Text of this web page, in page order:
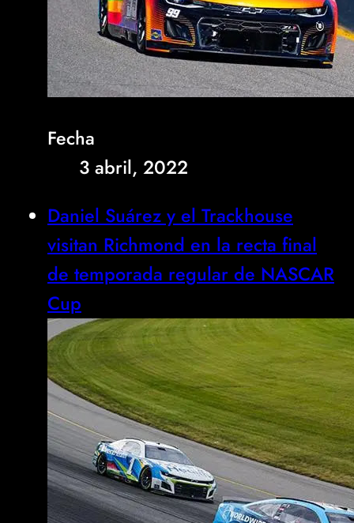
Fecha
3 abril, 2022
Daniel Suárez y el Trackhouse
visitan Richmond en la recta final
de temporada regular de NASCAR
Cup